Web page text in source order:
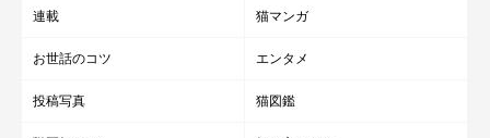
連載 猫マンガ
お世話のコツ エンタメ
投稿写真 猫図鑑